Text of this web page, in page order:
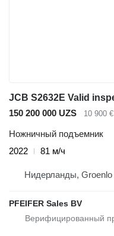
150 200 000 UZS 10 900 €
Ножничный подъемник
2022
81 м/ч
Нидерланды, Groenlo
PFEIFER Sales BV